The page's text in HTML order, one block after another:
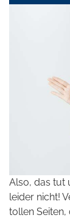
Also, das tut
leider nicht!
tollen Seiten,